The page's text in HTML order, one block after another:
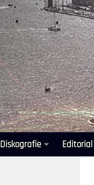
Diskografie Editorial